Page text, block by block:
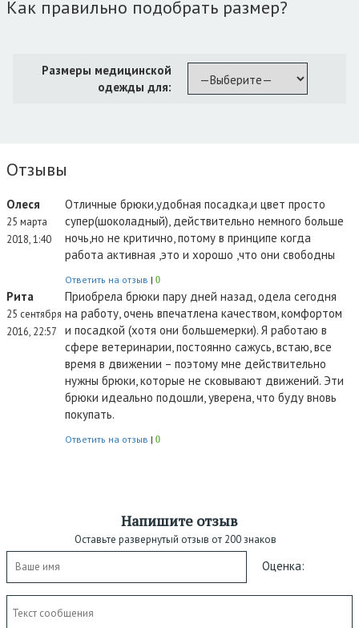
Как правильно подобрать размер?
Размеры медицинской
одежды для:
Отзывы
Олеся
25 марта
2018, 1:40
Отличные брюки,удобная посадка,и цвет просто
супер(шоколадный), действительно немного больше
ночь,но не критично, потому в принципе когда
работа активная ,это и хорошо ,что они свободны
Ответить на отзыв |0
Рита
25 сентября
2016, 22:57
Приобрела брюки пару дней назад, одела сегодня
на работу, очень впечатлена качеством, комфортом
и посадкой (хотя они большемерки). Я работаю в
сфере ветеринарии, постоянно сажусь, встаю, все
время в движении – поэтому мне действительно
нужны брюки, которые не сковывают движений. Эти
брюки идеально подошли, уверена, что буду вновь
покупать.
Ответить на отзыв |0
Напишите отзыв
Оставьте развернутый отзыв от 200 знаков
Оценка: